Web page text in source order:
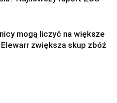
mogą liczyć na większe
zwiększa skup zbóż